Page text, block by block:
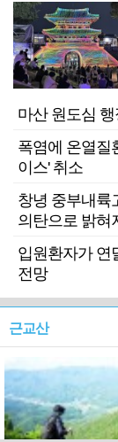
마산 원도심
폭염에 온열질
이스' 취소
창녕 중부내
의탄으로 밝혀
입원환자가 연
전망
근교산